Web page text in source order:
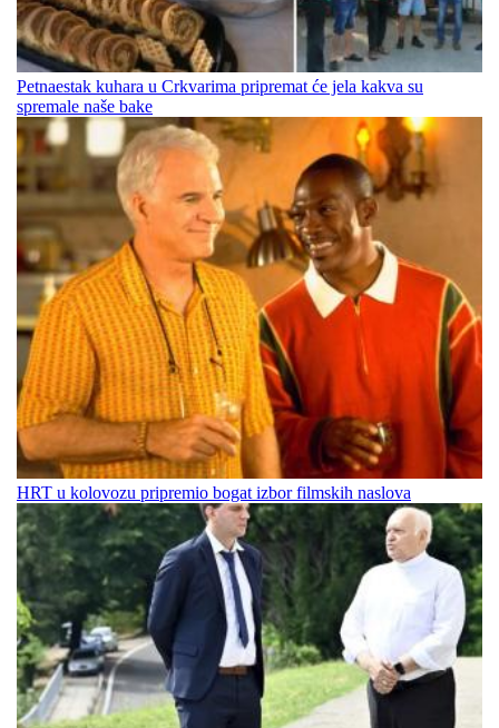
Petnaestak kuhara u Crkvarima pripremat će jela kakva su
spremale naše bake
HRT u kolovozu pripremio bogat izbor filmskih naslova